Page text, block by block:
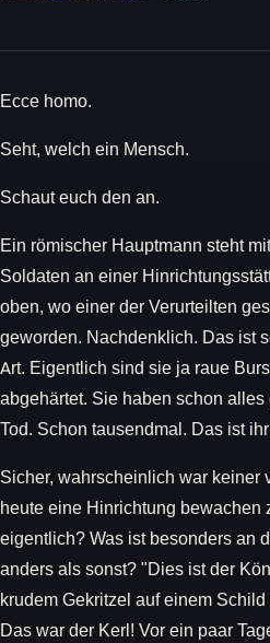
Ecce homo.
Seht, welch ein Mensch.
Schaut euch den an.
Ein römischer Hauptmann steht
Soldaten an einer
oben, wo einer der Verurteilten
geworden. Nachdenklich. Das ist
Art. Eigentlich sind sie ja raue
abgehärtet. Sie haben schon
Tod. Schon tausendmal. Das ist
Sicher, wahrscheinlich war keiner
heute eine Hinrichtung bewachen
eigentlich? Was ist besonders an
anders als sonst? "Dies ist der
krudem Gekritzel auf einem
Das war der Kerl! Vor ein paar